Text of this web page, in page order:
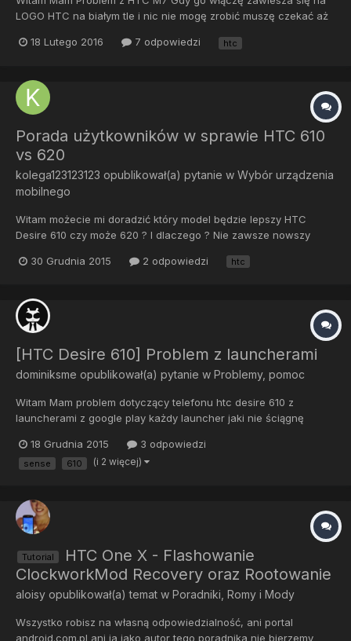
LOGO HTC na białym tle i nic nie mogę zrobić muszę czekać aż
18 Lutego 2016
7 odpowiedzi htc
Porada użytkowników w sprawie HTC 610
vs 620
kolega123123123 opublikował(a) pytanie w Wybór urządzenia
mobilnego
Witam możecie mi doradzić który model będzie lepszy HTC
Desire 610 czy może 620 ? I dlaczego ? Nie zawsze nowszy
ma i osiągi).
30 Grudnia 2015 2 odpowiedzi htc
[HTC Desire 610] Problem z launcherami
dominiksme opublikował(a) pytanie w Problemy, pomoc
Witam Mam problem dotyczący telefonu htc desire 610 z
launcherami z google play każdy launcher jaki nie ściągnę
laguje niemiłosiernie a na innym telefonie (galaxy s3) działa
idealnie ktoś może pomóc dlaczego tak się dzieje ?...
18 Grudnia 2015 3 odpowiedzi
sense 610 (i 2 więcej)
Tutorial
HTC One X - Flashowanie
ClockworkMod Recovery oraz Rootowanie
aloisy opublikował(a) temat w Poradniki, Romy i Mody
Wszystko robisz na własną odpowiedzialność, ani portal
android.com.pl ani ja jako autor tego poradnika nie bierzemy